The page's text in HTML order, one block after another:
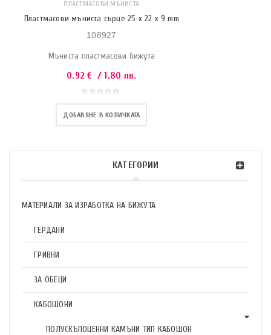
КАТЕГОРИИ
МАТЕРИАЛИ ЗА ИЗРАБОТКА НА БИЖУТА
ГЕРДАНИ
ГРИВНИ
ЗА ОБЕЦИ
КАБОШОНИ
ПОЛУСКЪПОЦЕННИ КАМЪНИ ТИП КАБОШОН
ПЛАСТМАСОВИ МЪНИСТА
Пластмасови мъниста сърце 25 x 22 x 9 mm
108927
Мъниста пластмасови бижута
0.92€ / 1.80 лв.
ДОБАВЯНЕ В КОЛИЧКАТА